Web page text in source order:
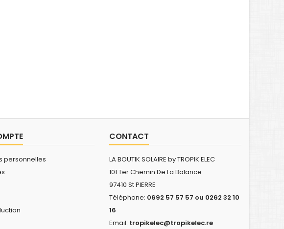
personnelles
CONTACT
LA BOUTIK SOLAIRE by TROPIK ELEC
101 Ter Chemin De La Balance
97410 St PIERRE
Téléphone: 0692 57 57 57 ou 0262 32 10
16
Email: tropikelec@tropikelec.re